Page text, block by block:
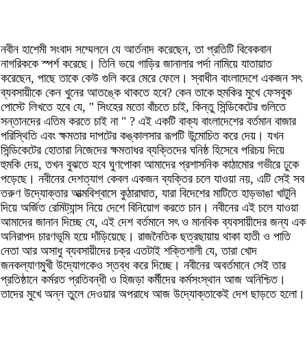
​নবীন হাশেমী সংবাদ সম্মেলনে যে আর্তনাদ করেছেন, তা প্রতিটি বিবেকবান
নাগরিককে স্পর্শ করেছে। তিনি ভয়ে গাড়ির জানালার পর্দা নামিয়ে যাতায়াত
করেছেন, পাছে তাকে কেউ গুলি করে মেরে ফেলে। স্বাধীন বাংলাদেশে একজন সৎ
ব্যবসায়ীকে কেন খুনের আতঙ্কে থাকতে হবে? কেন তাকে হুমকির মুখে ফেসবুক
পোস্টে লিখতে হবে যে, " সিংহের মতো বাঁচতে চাই, কিন্তু সিন্ডিকেটের গুলিতে
সন্তানদের এতিম করতে চাই না " ? এই একটি বাক্য বাংলাদেশের বর্তমান বাজার
পরিস্থিতি এবং ক্ষমতার দাপটের কঙ্কালসার রূপটি উন্মোচিত করে দেয়। যখন
সিন্ডিকেটের হোতারা নিজেদের ক্ষমতাধর ব্যক্তিদের ঘনিষ্ঠ হিসেবে পরিচয় দিয়ে
হুমকি দেয়, তখন বুঝতে হবে ঘুণপোকা আমাদের প্রশাসনিক কাঠামোর গভীরে ঢুকে
পড়েছে। ​নবীনের দেশত্যাগ কেবল একজন ব্যক্তির চলে যাওয়া নয়, এটি সেই সব
তরুণ উদ্যোক্তার আত্মবিশ্বাসে কুঠারাঘাত, যারা বিদেশের মাটিতে হাড়ভাঙা খাটুনি
দিয়ে অর্জিত রেমিট্যান্স নিয়ে দেশে বিনিয়োগ করতে চান। নবীনের এই চলে যাওয়া
আমাদের জানান দিচ্ছে যে, এই দেশ বর্তমানে সৎ ও মানবিক ব্যবসায়ীদের জন্য এক
অনিরাপদ চারণভূমি হয়ে দাঁড়িয়েছে। রাজনৈতিক ছত্রছায়ায় থাকা হাতী ও পাতি
নেতা আর অসাধু ব্যবসায়ীদের চক্র এতটাই শক্তিশালী যে, তারা খোদ
জনকল্যাণমুখী উদ্যোগকেও স্তব্ধ করে দিচ্ছে। নবীনের অবর্তমানে সেই তার
প্রতিষ্ঠানে কর্মরত প্রতিবন্ধী ও হিজড়া কর্মীদের কর্মসংস্থান আজ অনিশ্চিত।
তাদের মুখে অন্ন তুলে দেওয়ার অপরাধে আজ উদ্যোক্তাকেই দেশ ছাড়তে হলো।